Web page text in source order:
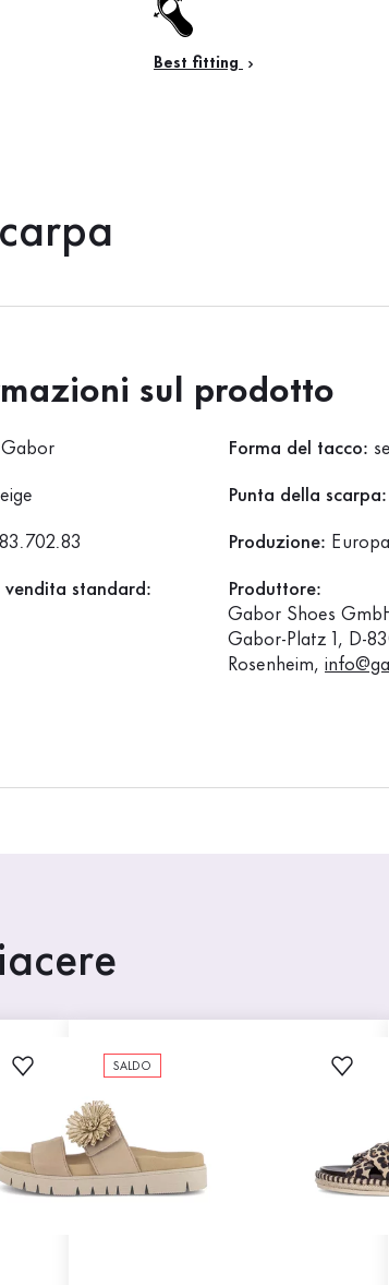
Best fitting
sul prodotto
Gabor Forma del tacco:
Punta della scarpa:
83.702.83 Produzione: Europa
vendita standard:
Produttore:
Gabor Shoes
Gabor-Platz 1, D-
Rosenheim,
SALDO